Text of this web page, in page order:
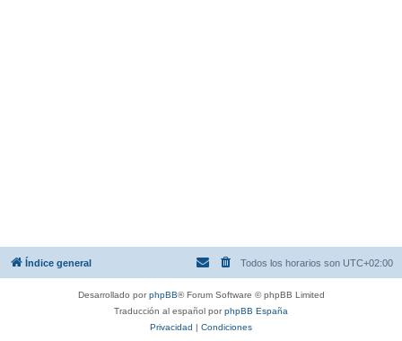
Índice general Todos los horarios son UTC+02:00
Desarrollado porphpBB® Forum Software © phpBB Limited
Traducción al español porphpBB España
Privacidad
Condiciones